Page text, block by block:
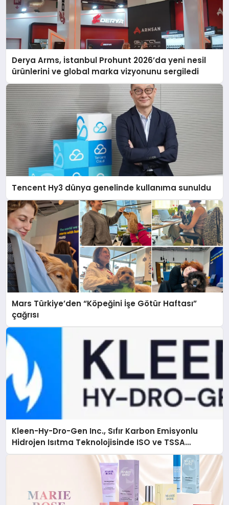
Derya Arms, İstanbul Prohunt 2026’da yeni nesil
ürünlerini ve global marka vizyonunu sergiledi
Tencent Hy3 dünya genelinde kullanıma sunuldu
Mars Türkiye’den “Köpeğini İşe Götür Haftası”
çağrısı
Kleen-Hy-Dro-Gen Inc., Sıfır Karbon Emisyonlu
Hidrojen Isıtma Teknolojisinde ISO ve TSSA
Düzenleyici Onaylarını Aldı